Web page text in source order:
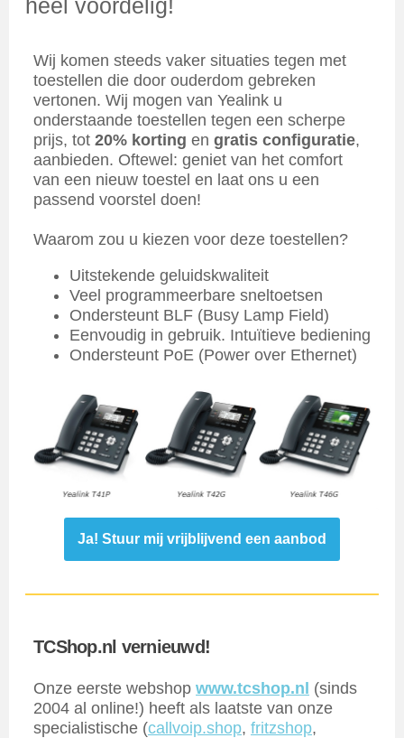
heel voordelig!
Wij komen steeds vaker situaties tegen met
toestellen die door ouderdom gebreken
vertonen. Wij mogen van Yealink u
onderstaande toestellen tegen een scherpe
prijs, tot 20% korting en gratis configuratie,
aanbieden. Oftewel: geniet van het comfort
van een nieuw toestel en laat ons u een
passend voorstel doen!
Waarom zou u kiezen voor deze toestellen?
Uitstekende geluidskwaliteit
Veel programmeerbare sneltoetsen
Ondersteunt BLF (Busy Lamp Field)
Eenvoudig in gebruik. Intuïtieve bediening
Ondersteunt PoE (Power over Ethernet)
Ja! Stuur mij vrijblijvend een aanbod
TCShop.nl vernieuwd!
Onze eerste webshop www.tcshop.nl (sinds
2004 al online!) heeft als laatste van onze
specialistische (callvoip.shop, fritzshop,